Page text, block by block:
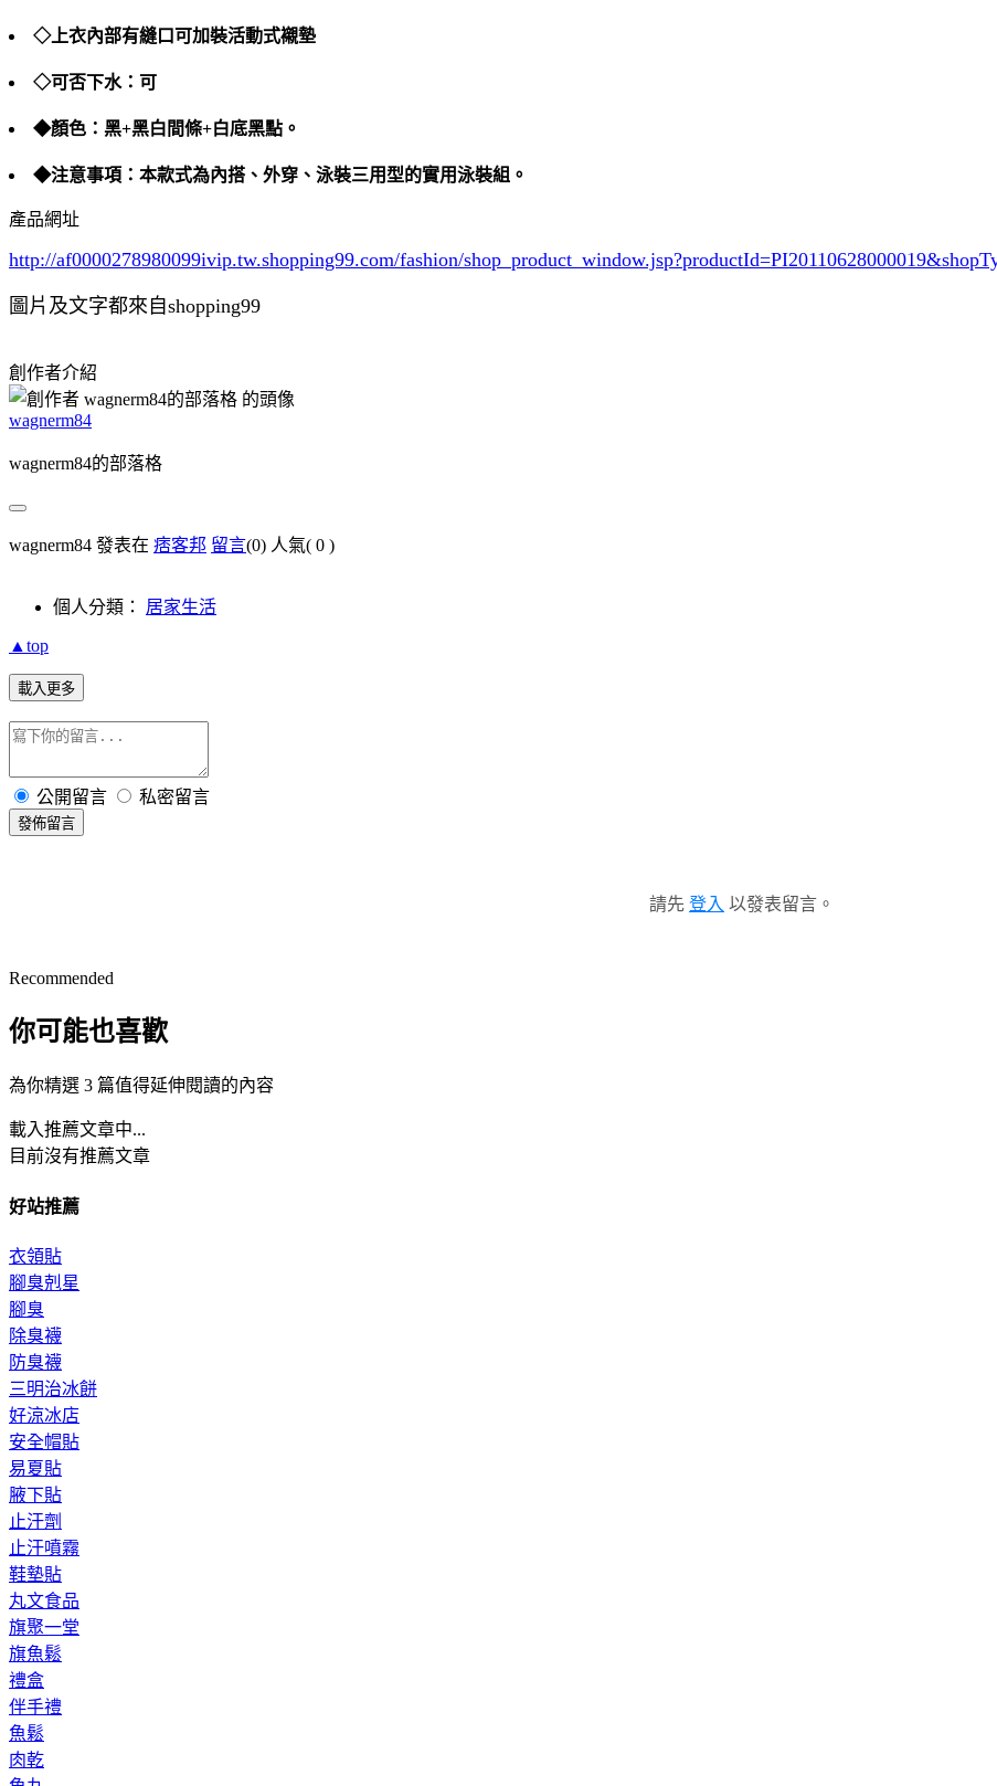
◇上衣內部有縫口可加裝活動式襯墊
◇可否下水：可
◆顏色：黑+黑白間條+白底黑點。
◆注意事項：本款式為內搭、外穿、泳裝三用型的實用泳裝組。
產品網址
http://af0000278980099ivip.tw.shopping99.com/fashion/
圖片及文字都來自shopping99
創作者介紹
wagnerm84
wagnerm84的部落格
wagnerm84 發表在 痞客邦 留言(0) 人氣( 0 )
個人分類： 居家生活
▲top
載入更多
公開留言 私密留言
發佈留言
請先 登入 以發表留言。
Recommended
你可能也喜歡
為你精選 3 篇值得延伸閱讀的內容
載入推薦文章中...
目前沒有推薦文章
好站推薦
衣領貼
腳臭剋星
腳臭
除臭襪
防臭襪
三明治冰餅
好涼冰店
安全帽貼
易夏貼
腋下貼
止汗劑
止汗噴霧
鞋墊貼
丸文食品
旗聚一堂
旗魚鬆
禮盒
伴手禮
魚鬆
肉乾